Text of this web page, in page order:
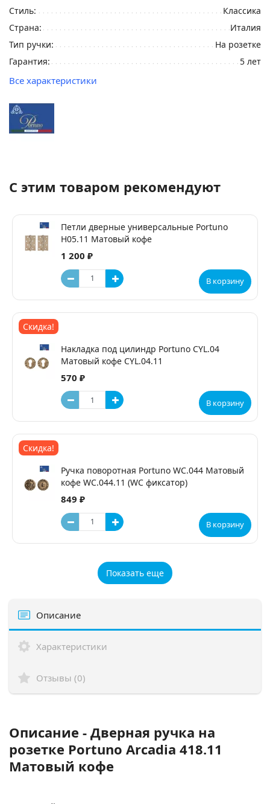
Стиль:
Классика
Страна:
Италия
Тип ручки:
На розетке
Гарантия:
5 лет
Все характеристики
С этим товаром рекомендуют
Петли дверные универсальные Portuno
H05.11 Матовый кофе
1 200 ₽
В корзину
Скидка!
Накладка под цилиндр Portuno CYL.04
Матовый кофе CYL.04.11
570 ₽
В корзину
Скидка!
Ручка поворотная Portuno WC.044 Матовый
кофе WC.044.11 (WC фиксатор)
849 ₽
В корзину
Показать еще
Описание
Характеристики
Отзывы (0)
Описание - Дверная ручка на
розетке Portuno Arcadia 418.11
Матовый кофе